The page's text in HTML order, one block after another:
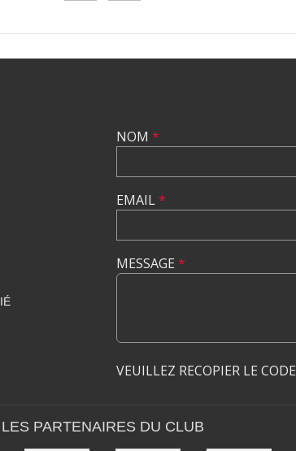
NOM *
EMAIL*
MESSAGE *
VEUILLEZ RECOPIER LE CODE
LES PARTENAIRES DU CLUB